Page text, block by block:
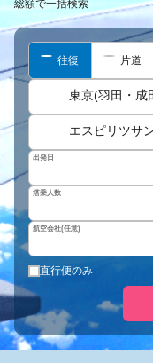
総額で一括検索
往復 片道
東京(羽田・成
エスピリツサ
出発日
搭乗人数
航空会社(任意)
直行便のみ